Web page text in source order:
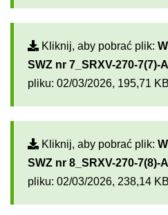
Kliknij, aby pobrać plik:
SWZ nr 7_SRXV-270-7(7)-
pliku: 02/03/2026, 195,71
Kliknij, aby pobrać plik:
SWZ nr 8_SRXV-270-7(8)-
pliku: 02/03/2026, 238,14